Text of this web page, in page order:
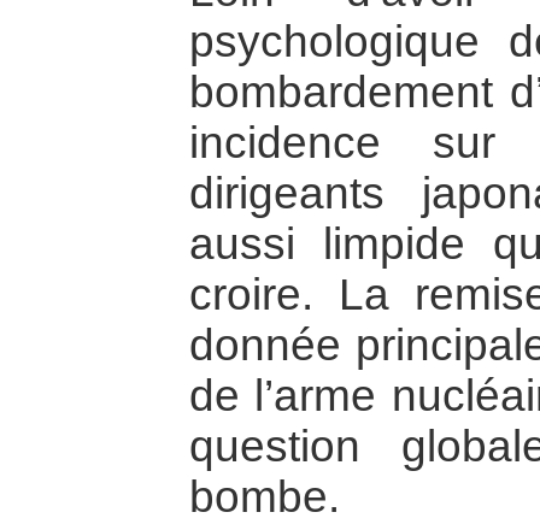
psychologique
bombardement
incidence
dirigeants
aussi limpide
croire. La
donnée
de l’arme
question
bombe.